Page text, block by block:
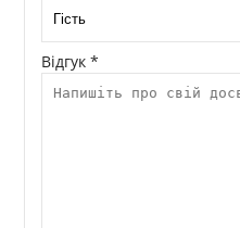
Відгук *